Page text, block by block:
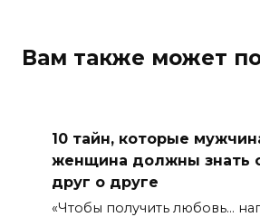
Вам также может
10 тайн, которые
женщина должны знать
друг о друге
«Чтобы получить любовь…